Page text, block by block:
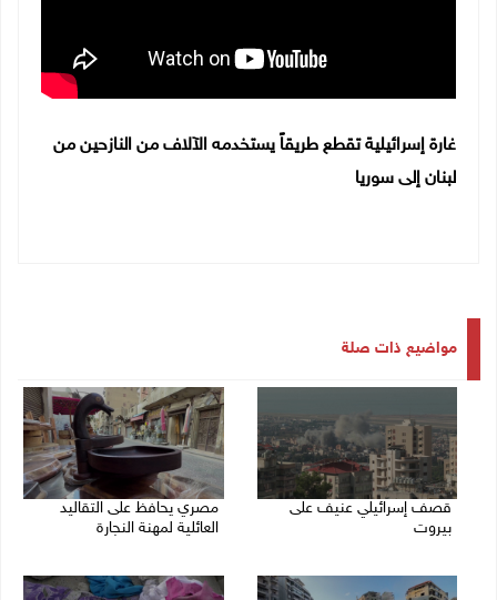
غارة إسرائيلية تقطع طريقاً يستخدمه الآلاف من النازحين من
لبنان إلى سوريا
مواضيع ذات صلة
قصف إسرائيلي عنيف على
بيروت
مصري يحافظ على التقاليد
العائلية لمهنة النجارة